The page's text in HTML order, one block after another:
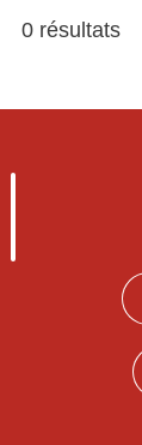
0 résultats